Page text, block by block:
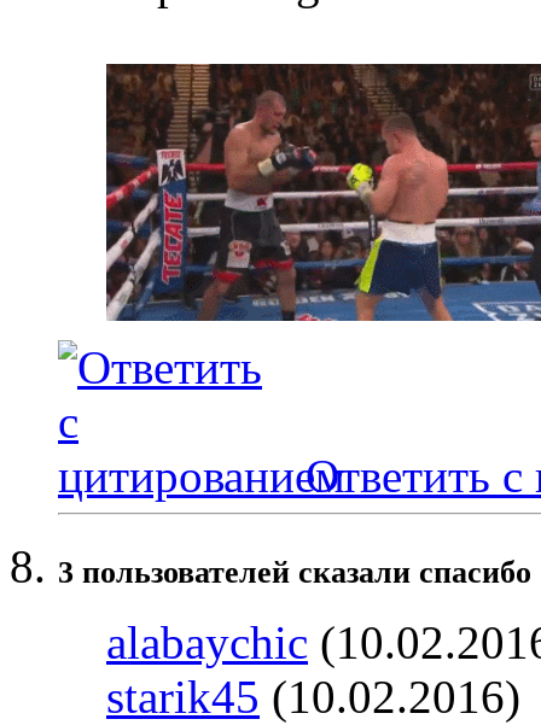
Ответить с
3 пользователей сказали
alabaychic
starik45 (10.02.2016)